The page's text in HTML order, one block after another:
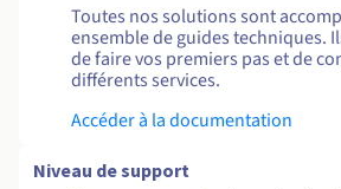
Toutes nos solutions sont
ensemble de guides techniques.
de faire vos premiers pas et de
différents services.
Accéder à la documentation
Niveau de support